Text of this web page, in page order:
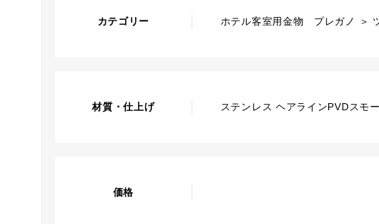
カテゴリー ホテル客室用金物 プレガノ ＞
材質・仕上げ ステンレス ヘアラインPVDスモ
価格